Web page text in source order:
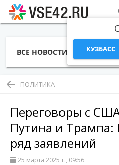
КУЗБАСС
ВСЕ НОВОСТИ СТАТЬИ
ПОЛИТИКА
Переговоры с
Путина и Трампа:
ряд заявлений
25 марта 2025 г., 09:56